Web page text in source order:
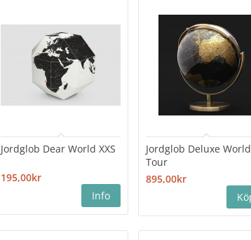
Jordglob Dear World XXS
195,00kr
Jordglob Deluxe World
Tour
895,00kr